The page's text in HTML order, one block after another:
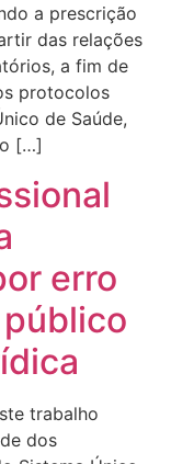
a prescrição
das relações
a fim de
protocolos
de Saúde,
[…]
erro
trabalho
dos